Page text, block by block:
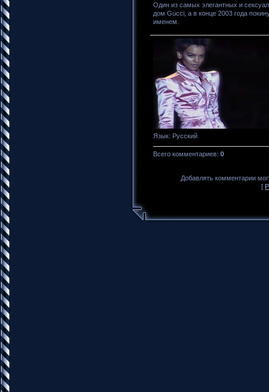
Один из самых элегантных и
дом Gucci, а в конце 2003 года
именем.
Язык: Русский
Всего комментариев: 0
Добавлять комментарии
[